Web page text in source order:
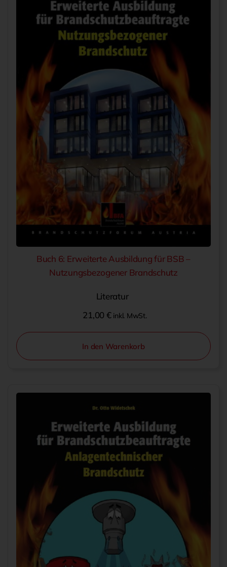
Buch 6: Erweiterte Ausbildung für BSB –
Nutzungsbezogener Brandschutz
Literatur
21,00 € inkl. MwSt.
In den Warenkorb